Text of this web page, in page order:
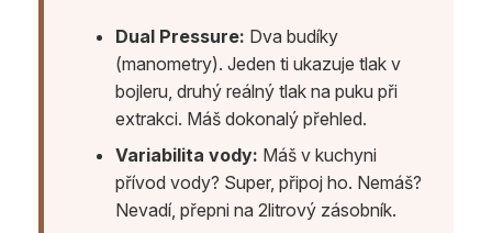
Dual Pressure: Dva budíky
(manometry). Jeden ti ukazuje tlak v
bojleru, druhý reálný tlak na puku při
extrakci. Máš dokonalý přehled.
Variabilita vody: Máš v kuchyni
přívod vody? Super, připoj ho. Nemáš?
Nevadí, přepni na 2litrový zásobník.